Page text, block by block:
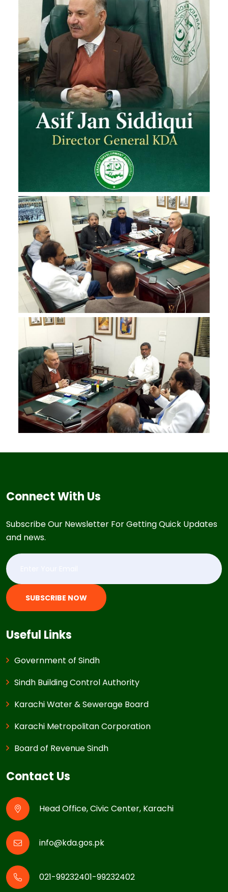
Connect With Us
Subscribe Our Newsletter For Getting Quick Updates
and news.
SUBSCRIBE NOW
Useful Links
Government of Sindh
Sindh Building Control Authority
Karachi Water & Sewerage Board
Karachi Metropolitan Corporation
Board of Revenue Sindh
Contact Us
Head Office, Civic Center, Karachi
info@kda.gos.pk
021-99232401-99232402